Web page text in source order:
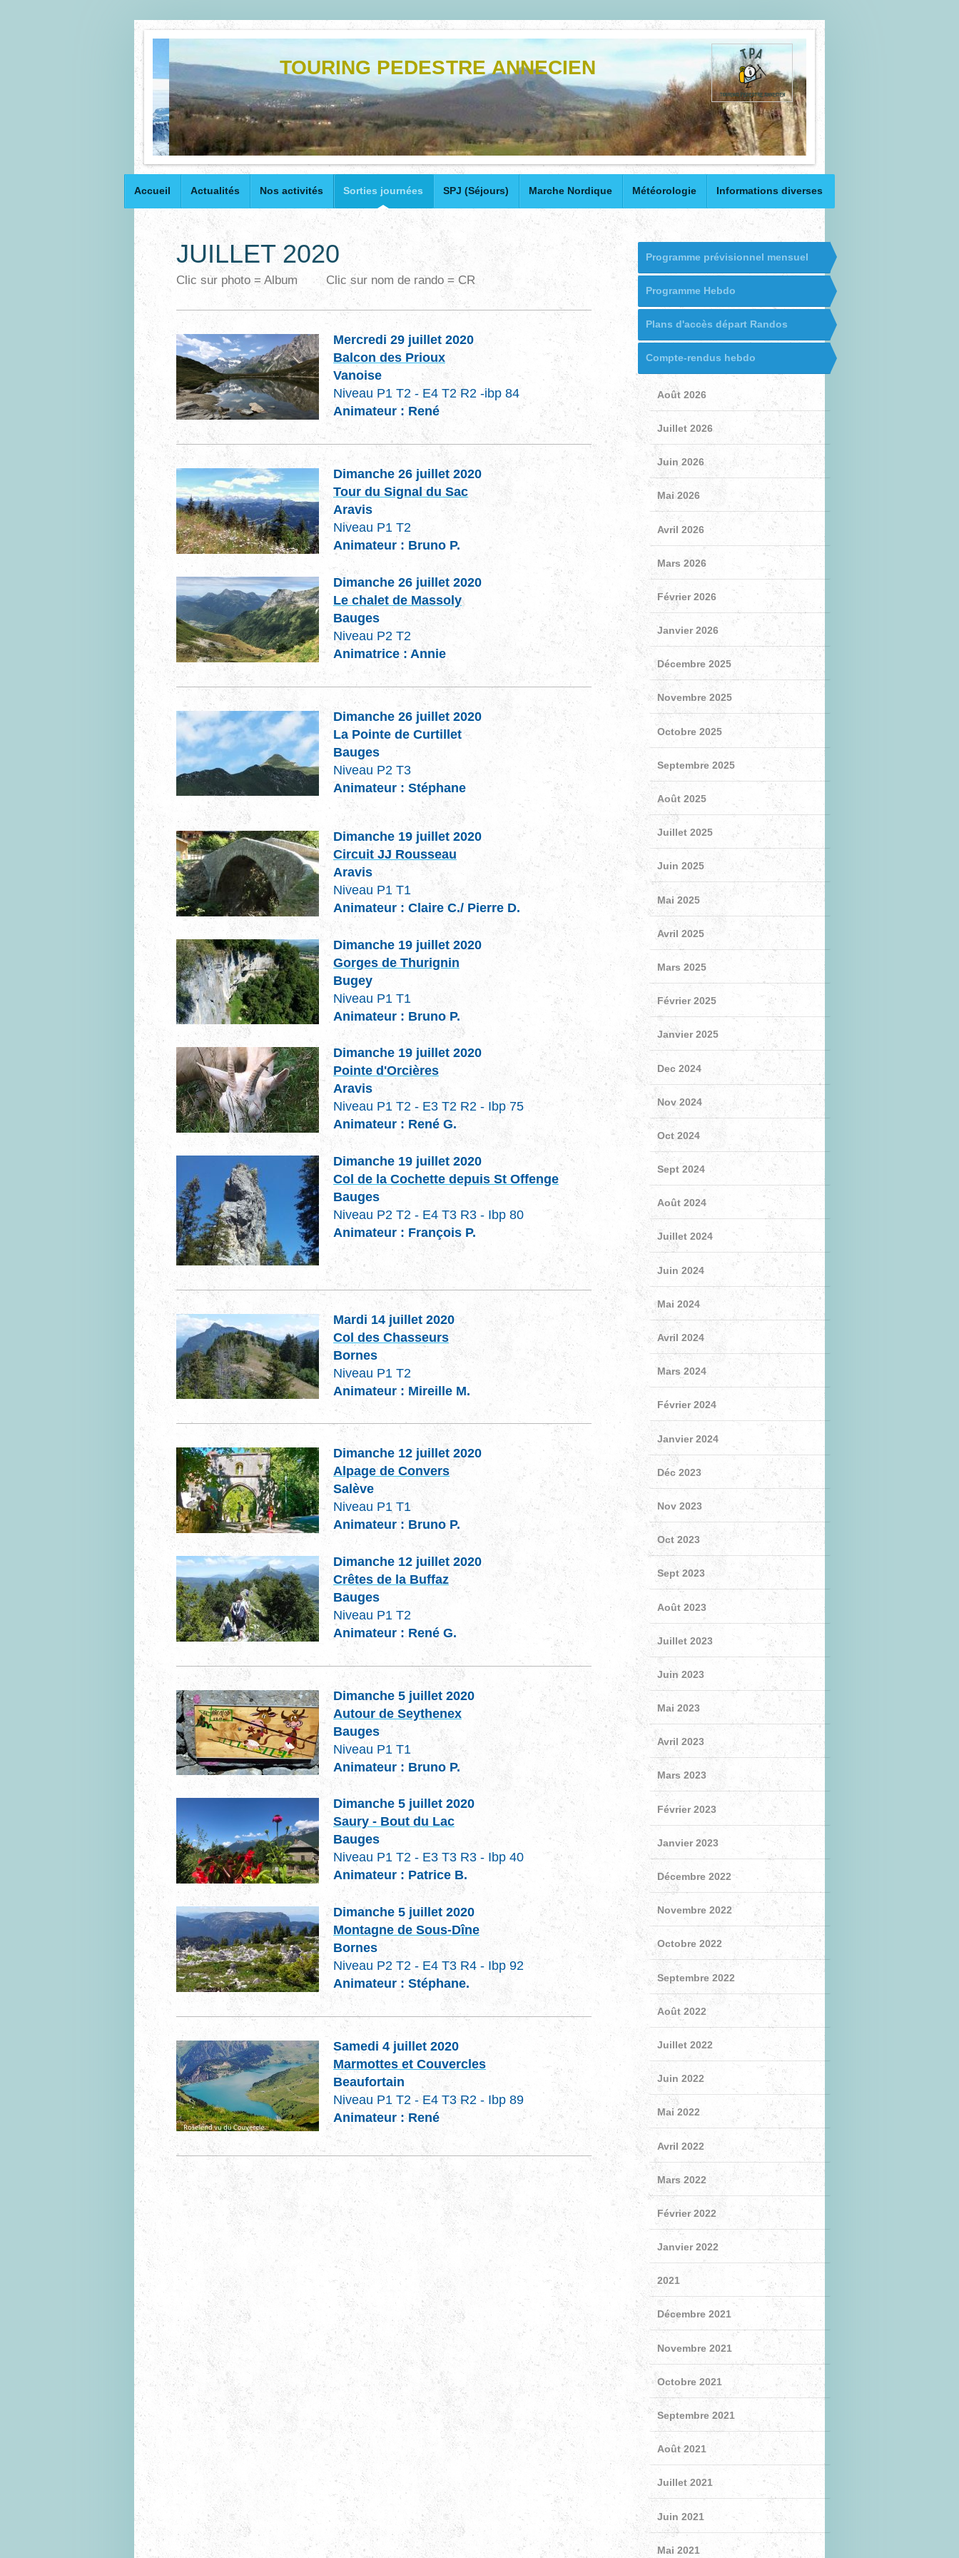
TOURING PEDESTRE ANNECIEN
Accueil Actualités Nos activités Sorties journées SPJ (Séjours) Marche Nordique Météorologie Informations diverses
JUILLET 2020
Clic sur photo = Album Clic sur nom de rando = CR
Mercredi 29 juillet 2020
Balcon des Prioux
Vanoise
Niveau P1 T2 - E4 T2 R2 -ibp 84
Animateur : René
Dimanche 26 juillet 2020
Tour du Signal du Sac
Aravis
Niveau P1 T2
Animateur : Bruno P.
Dimanche 26 juillet 2020
Le chalet de Massoly
Bauges
Niveau P2 T2
Animatrice : Annie
Dimanche 26 juillet 2020
La Pointe de Curtillet
Bauges
Niveau P2 T3
Animateur : Stéphane
Dimanche 19 juillet 2020
Circuit JJ Rousseau
Aravis
Niveau P1 T1
Animateur : Claire C./ Pierre D.
Dimanche 19 juillet 2020
Gorges de Thurignin
Bugey
Niveau P1 T1
Animateur : Bruno P.
Dimanche 19 juillet 2020
Pointe d'Orcières
Aravis
Niveau P1 T2 - E3 T2 R2 - Ibp 75
Animateur : René G.
Dimanche 19 juillet 2020
Col de la Cochette depuis St Offenge
Bauges
Niveau P2 T2 - E4 T3 R3 - Ibp 80
Animateur : François P.
Mardi 14 juillet 2020
Col des Chasseurs
Bornes
Niveau P1 T2
Animateur : Mireille M.
Dimanche 12 juillet 2020
Alpage de Convers
Salève
Niveau P1 T1
Animateur : Bruno P.
Dimanche 12 juillet 2020
Crêtes de la Buffaz
Bauges
Niveau P1 T2
Animateur : René G.
Dimanche 5 juillet 2020
Autour de Seythenex
Bauges
Niveau P1 T1
Animateur : Bruno P.
Dimanche 5 juillet 2020
Saury - Bout du Lac
Bauges
Niveau P1 T2 - E3 T3 R3 - Ibp 40
Animateur : Patrice B.
Dimanche 5 juillet 2020
Montagne de Sous-Dîne
Bornes
Niveau P2 T2 - E4 T3 R4 - Ibp 92
Animateur : Stéphane.
Samedi 4 juillet 2020
Marmottes et Couvercles
Beaufortain
Niveau P1 T2 - E4 T3 R2 - Ibp 89
Animateur : René
Programme prévisionnel mensuel
Programme Hebdo
Plans d'accès départ Randos
Compte-rendus hebdo
Août 2026
Juillet 2026
Juin 2026
Mai 2026
Avril 2026
Mars 2026
Février 2026
Janvier 2026
Décembre 2025
Novembre 2025
Octobre 2025
Septembre 2025
Août 2025
Juillet 2025
Juin 2025
Mai 2025
Avril 2025
Mars 2025
Février 2025
Janvier 2025
Dec 2024
Nov 2024
Oct 2024
Sept 2024
Août 2024
Juillet 2024
Juin 2024
Mai 2024
Avril 2024
Mars 2024
Février 2024
Janvier 2024
Déc 2023
Nov 2023
Oct 2023
Sept 2023
Août 2023
Juillet 2023
Juin 2023
Mai 2023
Avril 2023
Mars 2023
Février 2023
Janvier 2023
Décembre 2022
Novembre 2022
Octobre 2022
Septembre 2022
Août 2022
Juillet 2022
Juin 2022
Mai 2022
Avril 2022
Mars 2022
Février 2022
Janvier 2022
2021
Décembre 2021
Novembre 2021
Octobre 2021
Septembre 2021
Août 2021
Juillet 2021
Juin 2021
Mai 2021